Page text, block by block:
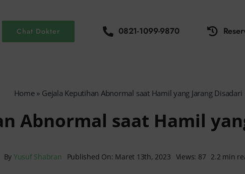
Chat Dokter 0821-1099-9870
Home» Gejala Keputihan Abnormal saat Hamil yang Jarang Disadari
Abnormal saat Hamil
By Yusuf Shabran Published On: Maret 13th, 2023 Views: 87 2.2 min